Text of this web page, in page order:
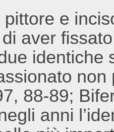
e
aver
identiche
88-89;
anni